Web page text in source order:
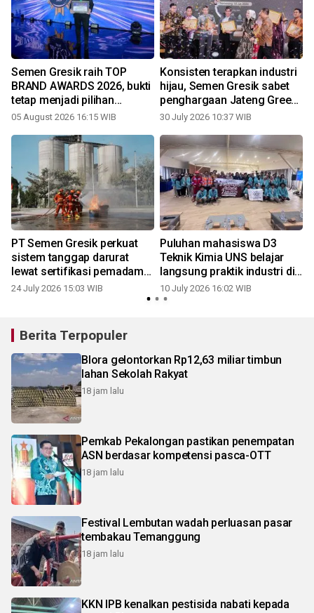
Semen Gresik raih TOP
BRAND AWARDS 2026, bukti
tetap menjadi pilihan
masyarakat Indonesia
05 August 2026 16:15 WIB
Konsisten terapkan industri
hijau, Semen Gresik sabet
penghargaan Jateng Green
Industrial Summit 2026
30 July 2026 10:37 WIB
PT Semen Gresik perkuat
sistem tanggap darurat
lewat sertifikasi pemadam
kebakaran
24 July 2026 15:03 WIB
Puluhan mahasiswa D3
Teknik Kimia UNS belajar
langsung praktik industri di
Semen Gresik Pabrik
Rembang
10 July 2026 16:02 WIB
Berita Terpopuler
Blora gelontorkan Rp12,63 miliar timbun
lahan Sekolah Rakyat
18 jam lalu
Pemkab Pekalongan pastikan penempatan
ASN berdasar kompetensi pasca-OTT
18 jam lalu
Festival Lembutan wadah perluasan pasar
tembakau Temanggung
18 jam lalu
KKN IPB kenalkan pestisida nabati kepada